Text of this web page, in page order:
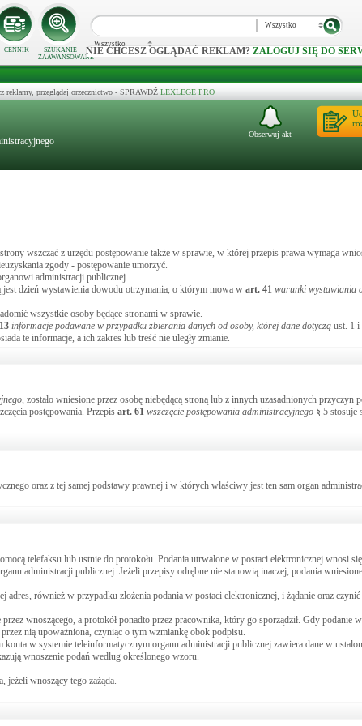
CENNIK
SZUKANIE
ZAAWANSOWANE
Wszystko
Wszystko
NIE CHCESZ OGLĄDAĆ REKLAM? ZALOGUJ SIĘ DO
reklamy, przeglądaj orzecznictwo - SPRAWDŹ LEXLEGE PRO
Obserwuj akt
wszcząć z urzędu postępowanie także w sprawie, w której przepis prawa wymaga
zgody - postępowanie umorzyć.
administracji publicznej.
jest dzień wystawienia dowodu otrzymania, o którym mowa w art. 41 warunki wystawiania
wszystkie osoby będące stronami w sprawie.
13 informacje podawane w przypadku zbierania danych od osoby, której dane dotyczą ust. 1 i
te informacje, a ich zakres lub treść nie uległy zmianie.
, zostało wniesione przez osobę niebędącą stroną lub z innych uzasadnionych przyczyn
postępowania. Przepis art. 61 wszczęcie postępowania administracyjnego § 5 stosuje
oraz z tej samej podstawy prawnej i w których właściwy jest ten sam organ
telefaksu lub ustnie do protokołu. Podania utrwalone w postaci elektronicznej wnosi
administracji publicznej. Jeżeli przepisy odrębne nie stanowią inaczej, podania
również w przypadku złożenia podania w postaci elektronicznej, i żądanie oraz
wnoszącego, a protokół ponadto przez pracownika, który go sporządził. Gdy podanie
nią upoważniona, czyniąc o tym wzmiankę obok podpisu.
w systemie teleinformatycznym organu administracji publicznej zawiera dane w
wnoszenie podań według określonego wzoru.
jeżeli wnoszący tego zażąda.